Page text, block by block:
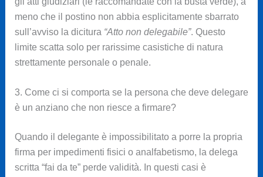
meno che il postino non abbia esplicitamente sbarrato
sull’avviso la dicitura “Atto non delegabile”. Questo
limite scatta solo per rarissime casistiche di natura
strettamente personale o penale.
3. Come ci si comporta se la persona che deve delegare
è un anziano che non riesce a firmare?
Quando il delegante è impossibilitato a porre la propria
firma per impedimenti fisici o analfabetismo, la delega
scritta “fai da te” perde validità. In questi casi è